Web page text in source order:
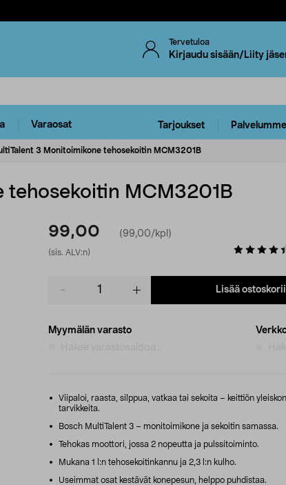
Tervetuloa
Kirjaudu sisään/Liity
Varaosat Tarjoukset Palvelumme
3 Monitoimikone tehosekoitin MCM3201B
tehosekoitin MCM3201B
99,00 (99,00/kpl)
(sis. ALV:n)
Lisää
Myymälän varasto
Viipaloi, raasta, silppua, vatkaa tai sekoita – keittiön
tarvikkeita.
Bosch MultiTalent 3 – monitoimikone ja sekoitin samassa.
Tehokas moottori, jossa 2 nopeutta ja pulssitoiminto.
Mukana 1 l:n tehosekoitinkannu ja 2,3 l:n kulho.
Useimmat osat kestävät konepesun, helppo puhdistaa.